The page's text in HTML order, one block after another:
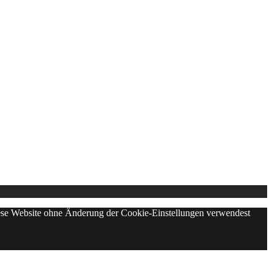
Website ohne Änderung der Cookie-Einstellungen verwendest